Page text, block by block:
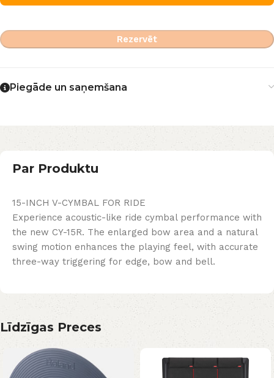
Rezervēt
Piegāde un saņemšana
Par Produktu
15-INCH V-CYMBAL FOR RIDE
Experience acoustic-like ride cymbal performance with
the new CY-15R. The enlarged bow area and a natural
swing motion enhances the playing feel, with accurate
three-way triggering for edge, bow and bell.
Līdzīgas Preces